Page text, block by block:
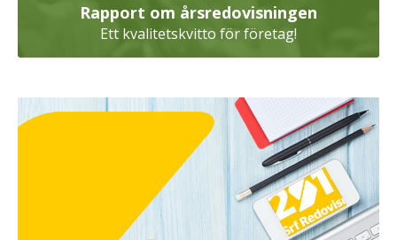
Rapport om årsredovisningen
Ett kvalitetskvitto för företag!